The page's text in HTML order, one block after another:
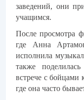
заведений, они
учащимся.
После просмотра
где Анна
исполнила
также
встрече с бойцами
где она часто